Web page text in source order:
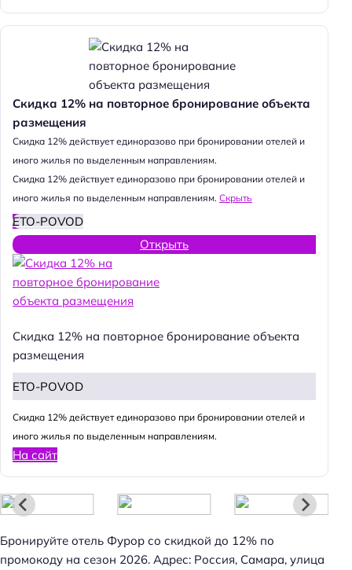
Скидка 12% на повторное бронирование объекта
размещения
Cкидка 12% действует единоразово при бронировании отелей и
иного жилья по выделенным направлениям.
Cкидка 12% действует единоразово при бронировании отелей и
иного жилья по выделенным направлениям. Скрыть
ETO-POVOD
Открыть
Скидка 12% на повторное бронирование объекта
размещения
ETO-POVOD
Cкидка 12% действует единоразово при бронировании отелей и
иного жилья по выделенным направлениям.
На сайт
Бронируйте отель Фурор со скидкой до 12% по
промокоду на сезон 2026. Адрес: Россия, Самара, улица